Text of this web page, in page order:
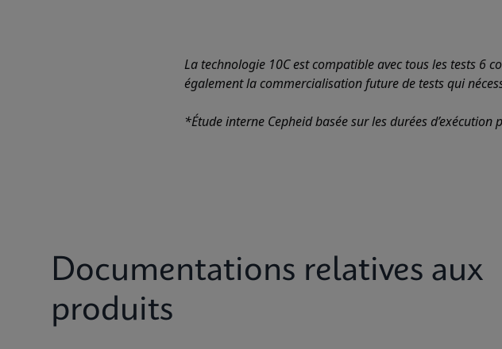
La technologie 10C est compatible avec tous les tests 6
également la commercialisation future de tests qui
*Étude interne Cepheid basée sur les durées d’exécution
Documentations relatives aux
produits